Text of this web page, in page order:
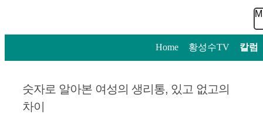
Home 황성수TV 칼럼
숫자로 알아본 여성의 생리통, 있고 없고의
차이